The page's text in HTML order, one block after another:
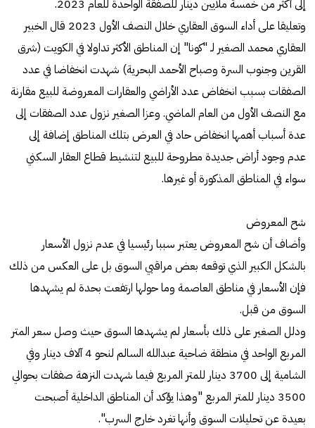
إلى أكثر من خمسة ملايين دينار للصفقة الواحدة للعام 2023.
وتعليقا على أداء السوق العقاري خلال النصف الأول 2023 قال الخبير
العقاري محمد الصغير لـ "كونا" إن المناطق الأكثر تداولا في الكويت (شرق
القرين وجنوب السرة وصباح الأحمد البحرية) شهدت انخفاضا في عدد
الصفقات بسبب انخفاض عدد الأراضي والعقارات المعروضة للبيع مقارنة
مع النصف الأول من العام الماضي. وعزا الصغير نزول عدد الصفقات إلى
عدة أسباب أهمها انخفاض حاد في العرض بتلك المناطق إضافة إلى
عدم وجود أراض جديدة مطروحة للبيع لتنشيط قطاع العقار السكني
سواء في المناطق المذكورة أو غيرها.
شح المعروض
وأضاف أن شح المعروض يعتبر سببا رئيسيا في عدم نزول الأسعار
بالشكل الكبير الذي توقعه بعض مراقبي السوق بل على العكس من ذلك
فإن الأسعار في مناطق العاصمة وما حولها ارتفعت بحدة لم يشهدها
السوق من قبل.
ودلل الصغير على ذلك بأسعار لم يشهدها السوق حيث وصل سعر المتر
المربع الواحد في منطقة ضاحية عبدالله السالم لنحو 4 آلاف دينار وفي
الشامية إلى 3700 دينار للمتر المربع فيما شهدت النزهة صفقات بحوالي
3500 دينار للمتر المربع "وهذا يؤكد أن المناطق الداخلية أصبحت
بعيدة عن تحليلات السوق وأنها تغرد خارج السرب".